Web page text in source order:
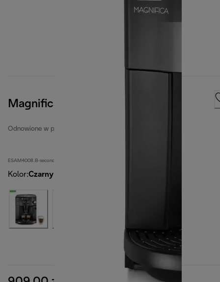
Magnifica
Odnowione w pełni automatyczne ekspresy do kawy
ESAM4008.B-second
Kolor:Czarny